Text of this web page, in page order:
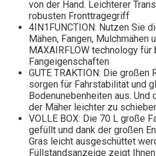
von der Hand. Leichterer
robusten Fronttragegriff
4IN1FUNCTION: Nutzen Sie
Mähen, Fangen, Mulchmähen
MAXAIRFLOW technology für
Fangeigenschaften
GUTE TRAKTION: Die
sorgen für Fahrstabilität und
Bodenunebenheiten aus.
der Mäher leichter zu
VOLLE BOX: Die 70 L große
gefüllt und dank der großen
Gras leicht ausgeschüttet
Füllstandsanzeige zeigt